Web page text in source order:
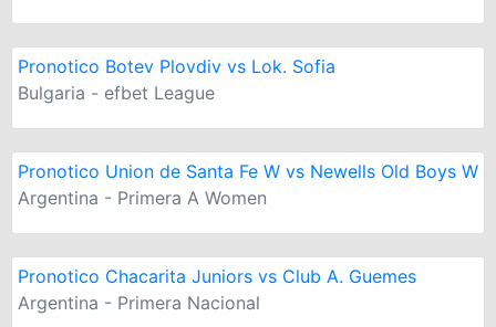
Pronotico Botev Plovdiv vs Lok. Sofia
Bulgaria - efbet League
Pronotico Union de Santa Fe W vs Newells Old Boys W
Argentina - Primera A Women
Pronotico Chacarita Juniors vs Club A. Guemes
Argentina - Primera Nacional